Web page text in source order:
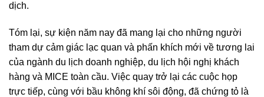
dịch.
Tóm lại, sự kiện năm nay đã mang lại cho những người
tham dự cảm giác lạc quan và phấn khích mới về tương lai
của ngành du lịch doanh nghiệp, du lịch hội nghị khách
hàng và MICE toàn cầu. Việc quay trở lại các cuộc họp
trực tiếp, cùng với bầu không khí sôi động, đã chứng tỏ là